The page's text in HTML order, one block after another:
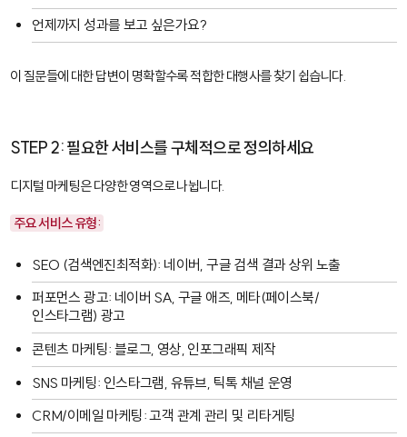
언제까지 성과를 보고 싶은가요?
이 질문들에 대한 답변이 명확할수록 적합한 대행사를 찾기 쉽습니다.
STEP 2: 필요한 서비스를 구체적으로 정의하세요
디지털 마케팅은 다양한 영역으로 나뉩니다.
주요 서비스 유형:
SEO (검색엔진최적화): 네이버, 구글 검색 결과 상위 노출
퍼포먼스 광고: 네이버 SA, 구글 애즈, 메타(페이스북/
인스타그램) 광고
콘텐츠 마케팅: 블로그, 영상, 인포그래픽 제작
SNS 마케팅: 인스타그램, 유튜브, 틱톡 채널 운영
CRM/이메일 마케팅: 고객 관계 관리 및 리타게팅